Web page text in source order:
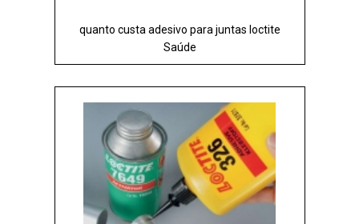
quanto custa adesivo para juntas loctite
Saúde